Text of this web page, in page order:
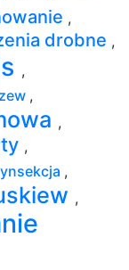
,
drobne ,
,
,
,
,
,
,